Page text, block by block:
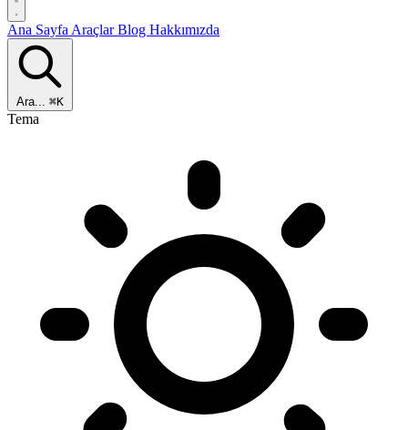
Ana Sayfa AraçlarBlog Hakkımızda
Ara... ⌘K
Tema